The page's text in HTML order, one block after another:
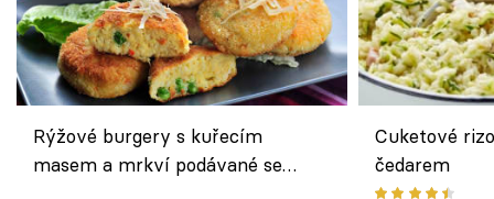
Rýžové burgery s kuřecím
masem a mrkví podávané se
Cuketové
čedarem